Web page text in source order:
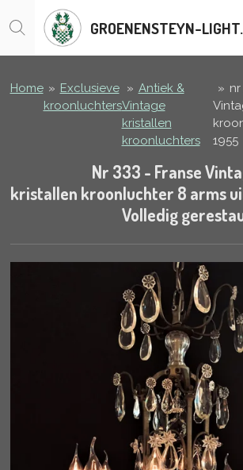
direct
hoofdinhoud
Home » Exclusieve
kroonluchters
» Antiek &
Vintage
kristallen
kroonluchters
» nr
1955
Nr 333 - Franse
kristallen kroonluchter 8
Volledig